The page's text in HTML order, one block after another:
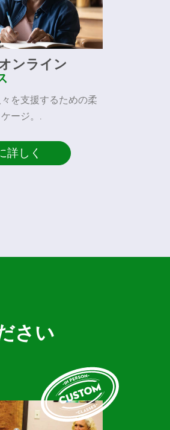
ンライン
を支援するための柔
ージ。.
詳しく
さい